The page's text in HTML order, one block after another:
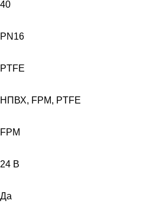
40
PN16
PTFE
НПВХ, FPM, PTFE
FPM
24 В
Да